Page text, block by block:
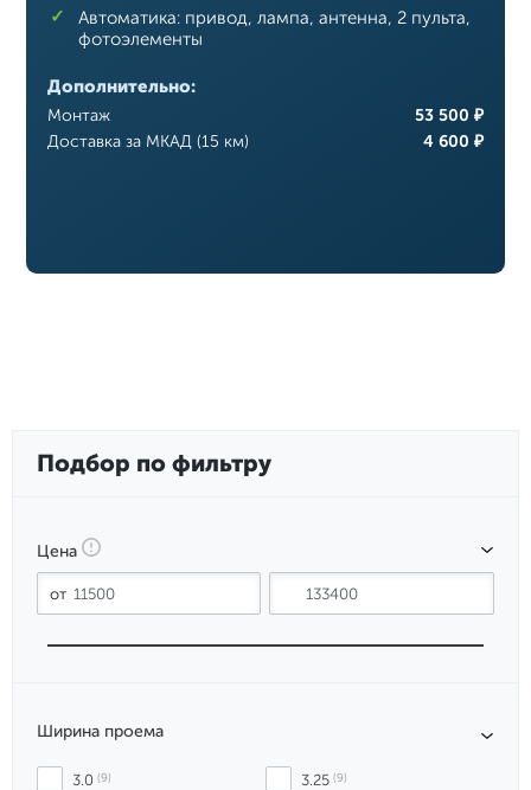
Автоматика: привод, лампа, антенна, 2 пульта,
фотоэлементы
Дополнительно:
Монтаж
53 500 ₽
Доставка за МКАД (15 км)
4 600 ₽
Подбор по фильтру
Цена
Ширина проема
3.0 (9) 3.25 (9)